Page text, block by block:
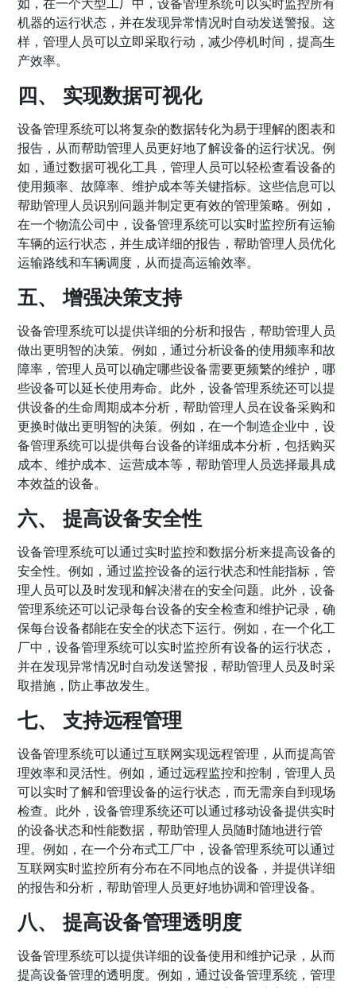
机器的运行状态，并在发现异常情况时自动发送警报。这
样，管理人员可以立即采取行动，减少停机时间，提高生
产效率。
四、 实现数据可视化
设备管理系统可以将复杂的数据转化为易于理解的图表和
报告，从而帮助管理人员更好地了解设备的运行状况。例
如，通过数据可视化工具，管理人员可以轻松查看设备的
使用频率、故障率、维护成本等关键指标。这些信息可以
帮助管理人员识别问题并制定更有效的管理策略。例如，
在一个物流公司中，设备管理系统可以实时监控所有运输
车辆的运行状态，并生成详细的报告，帮助管理人员优化
运输路线和车辆调度，从而提高运输效率。
五、 增强决策支持
设备管理系统可以提供详细的分析和报告，帮助管理人员
做出更明智的决策。例如，通过分析设备的使用频率和故
障率，管理人员可以确定哪些设备需要更频繁的维护，哪
些设备可以延长使用寿命。此外，设备管理系统还可以提
供设备的生命周期成本分析，帮助管理人员在设备采购和
更换时做出更明智的决策。例如，在一个制造企业中，设
备管理系统可以提供每台设备的详细成本分析，包括购买
成本、维护成本、运营成本等，帮助管理人员选择最具成
本效益的设备。
六、 提高设备安全性
设备管理系统可以通过实时监控和数据分析来提高设备的
安全性。例如，通过监控设备的运行状态和性能指标，管
理人员可以及时发现和解决潜在的安全问题。此外，设备
管理系统还可以记录每台设备的安全检查和维护记录，确
保每台设备都能在安全的状态下运行。例如，在一个化工
厂中，设备管理系统可以实时监控所有设备的运行状态，
并在发现异常情况时自动发送警报，帮助管理人员及时采
取措施，防止事故发生。
七、 支持远程管理
设备管理系统可以通过互联网实现远程管理，从而提高管
理效率和灵活性。例如，通过远程监控和控制，管理人员
可以实时了解和管理设备的运行状态，而无需亲自到现场
检查。此外，设备管理系统还可以通过移动设备提供实时
的设备状态和性能数据，帮助管理人员随时随地进行管
理。例如，在一个分布式工厂中，设备管理系统可以通过
互联网实时监控所有分布在不同地点的设备，并提供详细
的报告和分析，帮助管理人员更好地协调和管理设备。
八、 提高设备管理透明度
设备管理系统可以提供详细的设备使用和维护记录，从而
提高设备管理的透明度。例如，通过设备管理系统，管理